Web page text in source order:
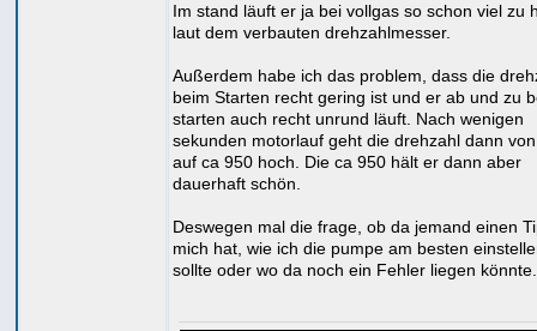
Im stand läuft er ja bei vollgas so schon viel zu
laut dem verbauten drehzahlmesser.
Außerdem habe ich das problem, dass die
beim Starten recht gering ist und er ab und zu
starten auch recht unrund läuft. Nach wenigen
sekunden motorlauf geht die drehzahl dann
auf ca 950 hoch. Die ca 950 hält er dann aber
dauerhaft schön.
Deswegen mal die frage, ob da jemand einen
mich hat, wie ich die pumpe am besten
sollte oder wo da noch ein Fehler liegen könnte.